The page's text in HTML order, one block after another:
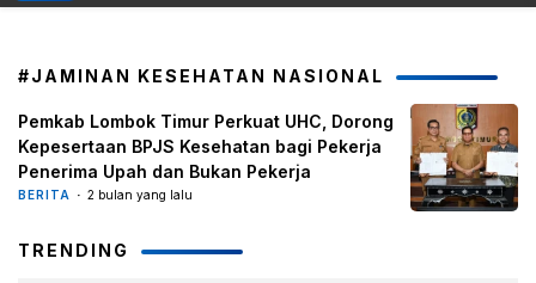
#JAMINAN KESEHATAN NASIONAL
Pemkab Lombok Timur Perkuat UHC, Dorong
Kepesertaan BPJS Kesehatan bagi Pekerja
Penerima Upah dan Bukan Pekerja
BERITA 2 bulan yang lalu
TRENDING